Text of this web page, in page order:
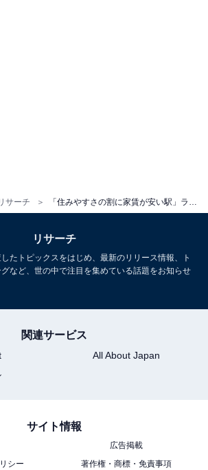
リサーチ
の上大岡駅（神奈川県横浜市港南
（埼玉県さいたま市大宮区）など、
発が完了した駅や現在進行中の駅が上
います。
千葉市中央区）など、再開発が進む
内の周辺駅もTOP30内に多くランクイ
リサーチ
たトピックスをはじめ、最新のリリース情報、ト
など、世の中で注目を集めている話題をお知らせ
関連サービス
All About Japan
サイト情報
広告掲載
シー
著作権・商標・免責事項